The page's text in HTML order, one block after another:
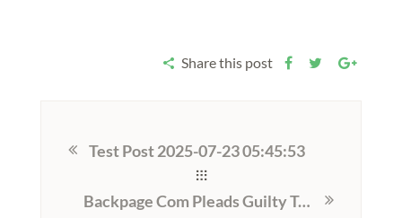
Share this post
Test Post 2025-07-23 05:45:53
Backpage Com Pleads Guilty To Human Trafficking In Texas